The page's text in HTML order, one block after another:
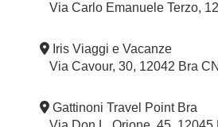
Via Carlo Emanuele Terzo,
Iris Viaggi e Vacanze
Via Cavour, 30, 12042 Bra
Gattinoni Travel Point Bra